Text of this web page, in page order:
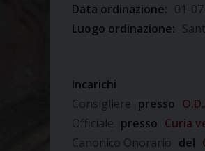
Data ordinazione: 01-
Luogo ordinazione:
Incarichi
Consigliere presso
Officiale presso Curia
Canonico Onorario del